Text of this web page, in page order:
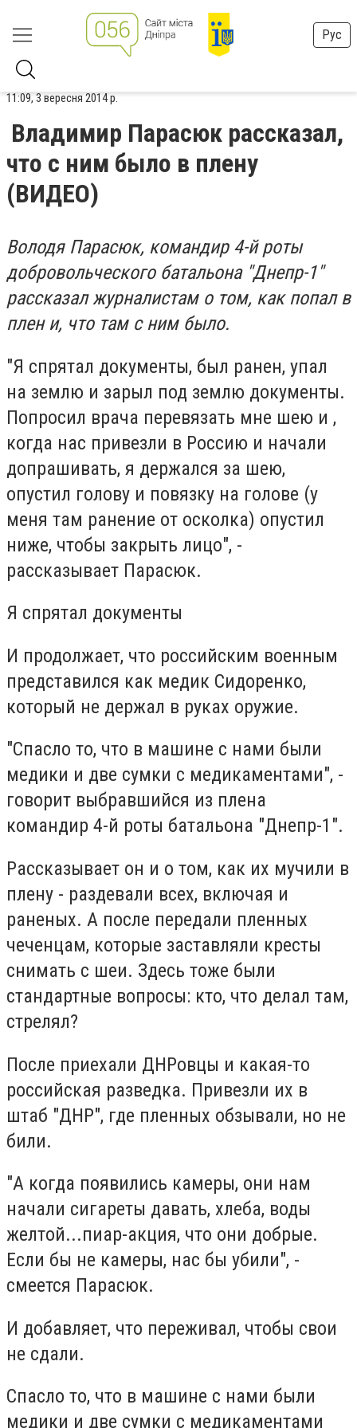
Рус
11:09, 3 вересня 2014 р.
Владимир Парасюк рассказал,
что с ним было в плену
(ВИДЕО)
Володя Парасюк, командир 4-й роты
добровольческого батальона "Днепр-1"
рассказал журналистам о том, как попал в
плен и, что там с ним было.
"Я спрятал документы, был ранен, упал
на землю и зарыл под землю документы.
Попросил врача перевязать мне шею и ,
когда нас привезли в Россию и начали
допрашивать, я держался за шею,
опустил голову и повязку на голове (у
меня там ранение от осколка) опустил
ниже, чтобы закрыть лицо", -
рассказывает Парасюк.
Я спрятал документы
И продолжает, что российским военным
представился как медик Сидоренко,
который не держал в руках оружие.
"Спасло то, что в машине с нами были
медики и две сумки с медикаментами", -
говорит выбравшийся из плена
командир 4-й роты батальона "Днепр-1".
Рассказывает он и о том, как их мучили в
плену - раздевали всех, включая и
раненых. А после передали пленных
чеченцам, которые заставляли кресты
снимать с шеи. Здесь тоже были
стандартные вопросы: кто, что делал там,
стрелял?
После приехали ДНРовцы и какая-то
российская разведка. Привезли их в
штаб "ДНР", где пленных обзывали, но не
били.
"А когда появились камеры, они нам
начали сигареты давать, хлеба, воды
желтой...пиар-акция, что они добрые.
Если бы не камеры, нас бы убили", -
смеется Парасюк.
И добавляет, что переживал, чтобы свои
не сдали.
Спасло то, что в машине с нами были
медики и две сумки с медикаментами